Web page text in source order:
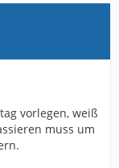
vorlegen, weiß
muss um